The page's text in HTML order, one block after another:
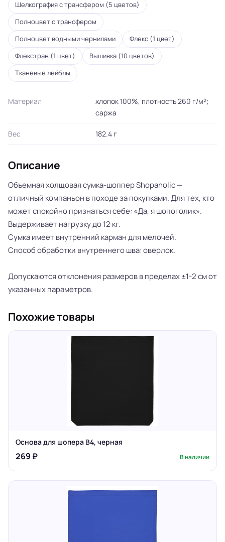
Шелкография с трансфером (5 цветов)
Полноцвет с трансфером
Полноцвет водными чернилами
Флекс (1 цвет)
Флекстран (1 цвет)
Вышивка (10 цветов)
Тканевые лейблы
Материал
хлопок 100%, плотность 260 г/м²;
саржа
Вес 182.4 г
Описание
Объемная холщовая сумка-шоппер Shopaholic —
отличный компаньон в походе за покупками. Для тех, кто
может спокойно признаться себе: «Да, я шопоголик».
Выдерживает нагрузку до 12 кг.
Сумка имеет внутренний карман для мелочей.
Способ обработки внутреннего шва: оверлок.
Допускаются отклонения размеров в пределах ±1-2 см от
указанных параметров.
Похожие товары
Основа для шопера B4, черная
269 ₽ В наличии